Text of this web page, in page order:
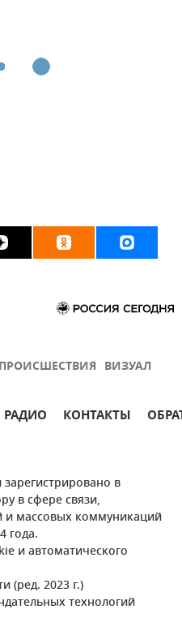
ПРОИСШЕСТВИЯ ВИЗУАЛ
РАДИО КОНТАКТЫ
в
в сфере связи,
массовых коммуникаций
года.
и автоматического
(ред. 2023 г.)
технологий